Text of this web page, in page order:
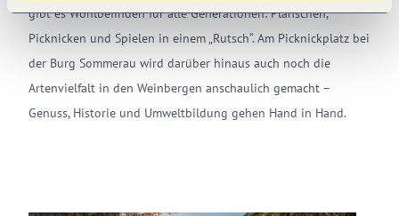
gibt es Wohlbefinden für alle Generationen: Planschen,
Picknicken und Spielen in einem „Rutsch“. Am Picknickplatz bei
der Burg Sommerau wird darüber hinaus auch noch die
Artenvielfalt in den Weinbergen anschaulich gemacht –
Genuss, Historie und Umweltbildung gehen Hand in Hand.